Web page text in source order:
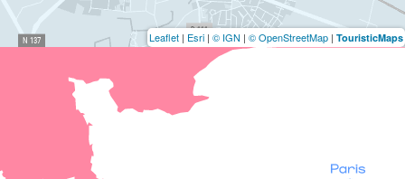
Leaflet | Esri | © IGN | © OpenStreetMap | TouristicMaps